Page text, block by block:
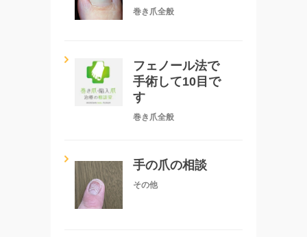
巻き爪全般
フェノール法で
手術して10目で
す
巻き爪全般
手の爪の相談
その他